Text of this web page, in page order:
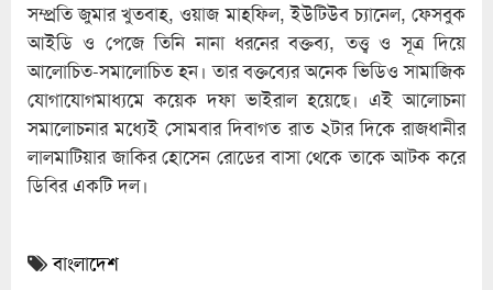
সম্প্রতি জুমার খুতবাহ, ওয়াজ মাহফিল, ইউটিউব চ্যানেল, ফেসবুক
আইডি ও পেজে তিনি নানা ধরনের বক্তব্য, তত্ত্ব ও সূত্র দিয়ে
আলোচিত-সমালোচিত হন। তার বক্তব্যের অনেক ভিডিও সামাজিক
যোগাযোগমাধ্যমে কয়েক দফা ভাইরাল হয়েছে। এই আলোচনা
সমালোচনার মধ্যেই সোমবার দিবাগত রাত ২টার দিকে রাজধানীর
লালমাটিয়ার জাকির হোসেন রোডের বাসা থেকে তাকে আটক করে
ডিবির একটি দল।
বাংলাদেশ